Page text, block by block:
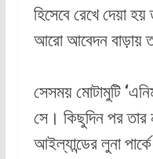
হিসেবে রেখে দেয়া
আরো আবেদন বাড়ায়
সেসময় মোটামুটি
সে। কিছুদিন পর তার
আইল্যান্ডের লুনা